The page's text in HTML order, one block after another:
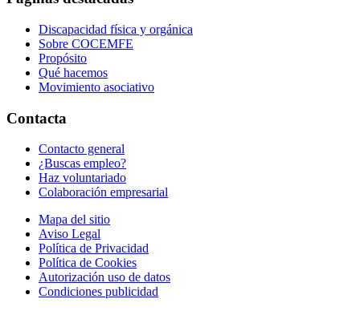
Discapacidad física y orgánica
Sobre COCEMFE
Propósito
Qué hacemos
Movimiento asociativo
Contacta
Contacto general
¿Buscas empleo?
Haz voluntariado
Colaboración empresarial
Mapa del sitio
Aviso Legal
Política de Privacidad
Política de Cookies
Autorización uso de datos
Condiciones publicidad